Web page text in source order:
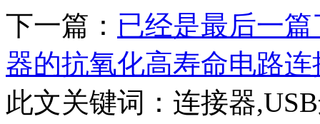
下一篇： 已经是最后一篇
器的抗氧化高寿命电路
此文关键词： 连接器